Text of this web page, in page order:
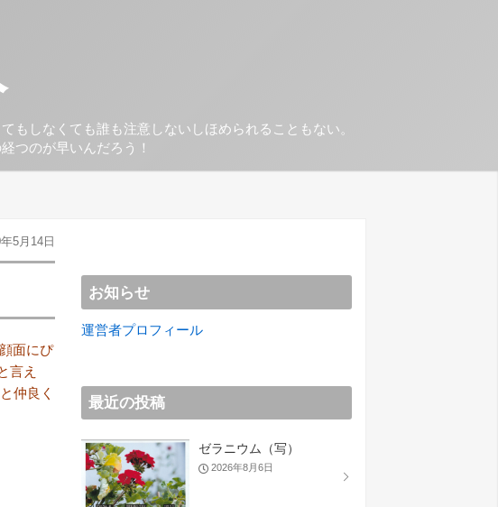
もしなくても誰も注意しないしほめられることもない。
つのが早いんだろう！
5月14日
面にぴ
言え
仲良く
お知らせ
運営者プロフィール
最近の投稿
ゼラニウム（写）
2026年8月6日